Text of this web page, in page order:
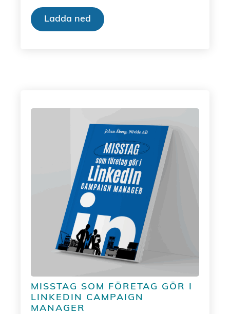
Ladda ned
MISSTAG SOM FÖRETAG GÖR I
LINKEDIN CAMPAIGN
MANAGER